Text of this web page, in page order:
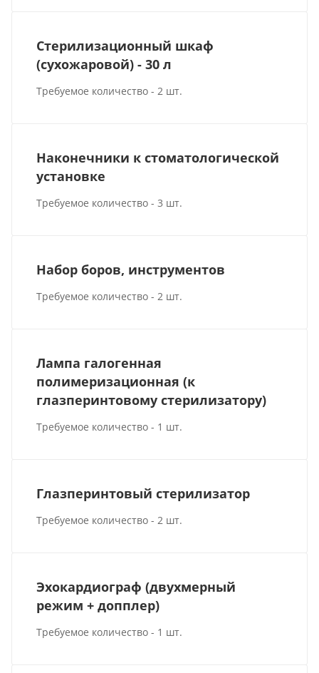
Стерилизационный шкаф
(сухожаровой) - 30 л
Требуемое количество - 2 шт.
Наконечники к стоматологической
установке
Требуемое количество - 3 шт.
Набор боров, инструментов
Требуемое количество - 2 шт.
Лампа галогенная
полимеризационная (к
глазперинтовому стерилизатору)
Требуемое количество - 1 шт.
Глазперинтовый стерилизатор
Требуемое количество - 2 шт.
Эхокардиограф (двухмерный
режим + допплер)
Требуемое количество - 1 шт.